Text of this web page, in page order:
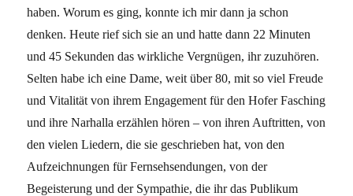
haben. Worum es ging, konnte ich mir dann ja schon
denken. Heute rief sich sie an und hatte dann 22 Minuten
und 45 Sekunden das wirkliche Vergnügen, ihr zuzuhören.
Selten habe ich eine Dame, weit über 80, mit so viel Freude
und Vitalität von ihrem Engagement für den Hofer Fasching
und ihre Narhalla erzählen hören – von ihren Auftritten, von
den vielen Liedern, die sie geschrieben hat, von den
Aufzeichnungen für Fernsehsendungen, von der
Begeisterung und der Sympathie, die ihr das Publikum